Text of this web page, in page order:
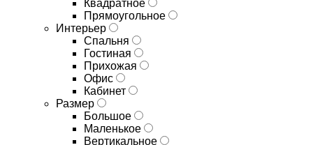
Квадратное
Прямоугольное
Интерьер
Спальня
Гостиная
Прихожая
Офис
Кабинет
Размер
Большое
Маленькое
Вертикальное